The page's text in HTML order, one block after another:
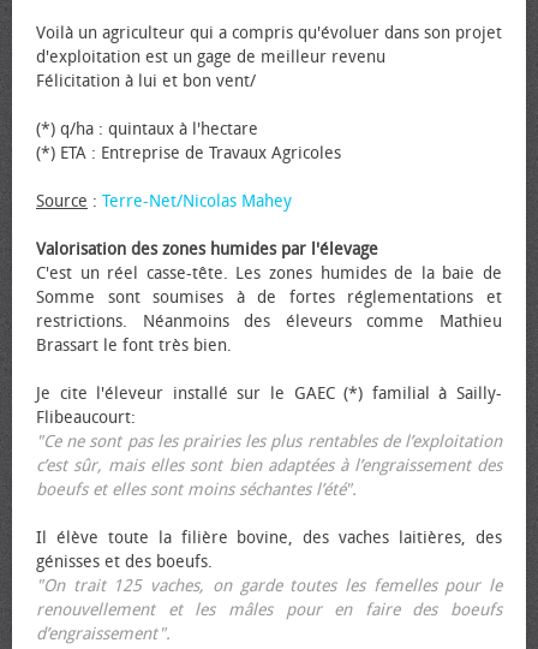
Voilà un agriculteur qui a compris qu'évoluer dans son projet
d'exploitation est un gage de meilleur revenu
Félicitation à lui et bon vent/
(*) q/ha : quintaux à l'hectare
(*) ETA : Entreprise de Travaux Agricoles
Source : Terre-Net/Nicolas Mahey
Valorisation des zones humides par l'élevage
C'est un réel casse-tête. Les zones humides de la baie de
Somme sont soumises à de fortes réglementations et
restrictions. Néanmoins des éleveurs comme Mathieu
Brassart le font très bien.
Je cite l'éleveur installé sur le GAEC (*) familial à Sailly-
Flibeaucourt:
"Ce ne sont pas les prairies les plus rentables de l’exploitation
c’est sûr, mais elles sont bien adaptées à l’engraissement des
bœufs et elles sont moins séchantes l’été".
Il élève toute la filière bovine, des vaches laitières, des
génisses et des bœufs.
"On trait 125 vaches, on garde toutes les femelles pour le
renouvellement et les mâles pour en faire des bœufs
d’engraissement".